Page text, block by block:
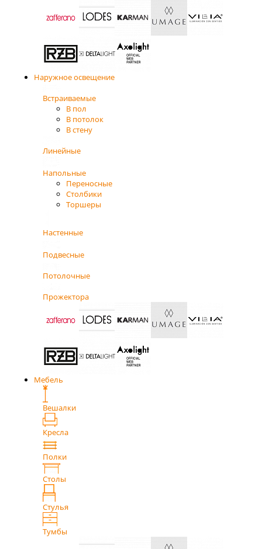
Наружное освещение
Встраиваемые
В пол
В потолок
В стену
Линейные
Напольные
Переносные
Столбики
Торшеры
Настенные
Подвесные
Потолочные
Прожектора
Мебель
Вешалки
Кресла
Полки
Столы
Стулья
Тумбы